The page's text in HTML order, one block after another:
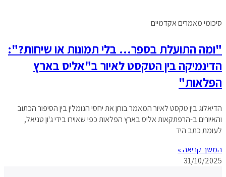
סיכומי מאמרים אקדמיים
"ומה התועלת בספר… בלי תמונות או שיחות?":
הדינמיקה בין הטקסט לאיור ב"אליס בארץ
הפלאות"
הדיאלוג בין טקסט לאיור המאמר בוחן את יחסי הגומלין בין הסיפור הכתוב
והאיורים ב-הרפתקאות אליס בארץ הפלאות כפי שאוירו בידי ג'ון טניאל,
לעומת כתב היד
המשך קריאה »
31/10/2025